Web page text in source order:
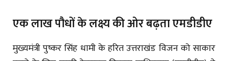
एक लाख पौधों के लक्ष्य की ओर बढ़ता एमडीडीए
मुख्यमंत्री पुष्कर सिंह धामी के हरित उत्तराखंड विजन को साकार